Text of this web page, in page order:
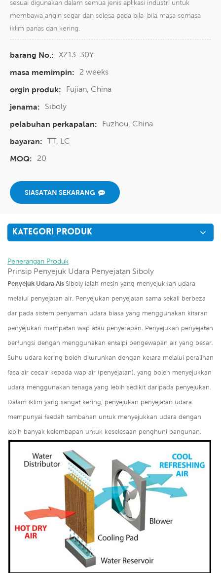
sesuai digunakan dalam semua jenis aplikasi industri untuk
membawa angin segar dan selesa pada bila-bila masa semasa
iklim panas dan kering.
barang No.: XZ13-30Y
masa memimpin:
2 weeks
orgin produk:
Fujian, China
jenama:
Siboly
pelabuhan perkapalan:
Fuzhou, China
bayaran: TT, LC
MOQ:
20
SIASATAN SEKARANG
KATEGORI PRODUK
Penerangan Produk
Prinsip Penyejuk Udara Penyejatan Siboly
Penyejuk Udara Ais Siboly ialah mesin yang menyejukkan udara
melalui penyejatan air. Penyejukan penyejatan sama sekali berbeza
daripada sistem penyaman udara biasa yang menggunakan kitaran
penyejukan mampatan wap atau penyerapan. Penyejukan penyejatan
berfungsi dengan menggunakan entalpi pengewapan air yang besar.
Suhu udara kering boleh diturunkan dengan ketara melalui peralihan
fasa air cecair kepada wap air (penyejatan), yang boleh menyejukkan
udara menggunakan tenaga yang lebih sedikit daripada penyejukan.
Dalam iklim yang sangat kering, penyejukan penyejatan udara
mempunyai faedah tambahan untuk menyejukkan udara dengan
lebih banyak kelembapan untuk keselesaan penghuni bangunan.